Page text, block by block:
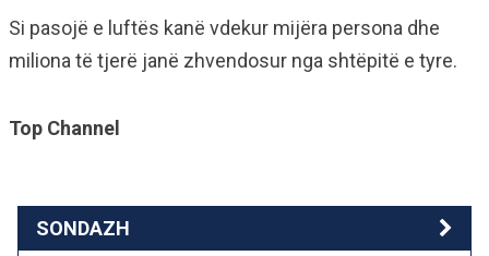
Si pasojë e luftës kanë vdekur mijëra persona dhe
miliona të tjerë janë zhvendosur nga shtëpitë e tyre.
Top Channel
SONDAZH